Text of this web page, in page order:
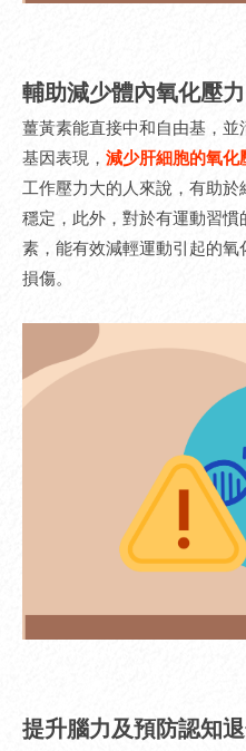
輔助減少體內氧化壓力
薑黃素能直接中和自由基，
基因表現， 減少肝細胞的氧化
工作壓力大的人來說，有助於
穩定，此外，對於有運動習
素，能有效減輕運動引起的
損傷。
提升腦力及預防認知